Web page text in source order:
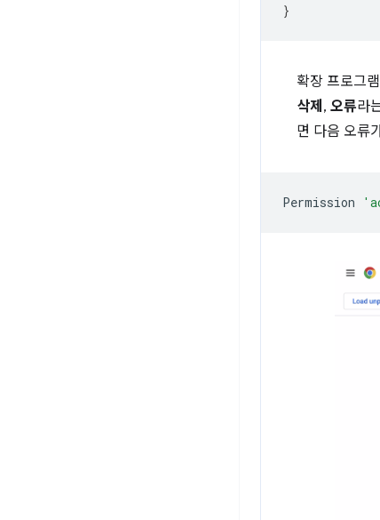
}
확장 프로그
삭제 , 오류라
면 다음 오류
Permission